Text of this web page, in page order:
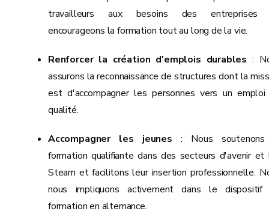
travailleurs aux besoins des
encourageons la formation tout au long de la vie.
Renforcer la création d'emplois durables :
assurons la reconnaissance de structures dont la
est d'accompagner les personnes vers un
qualité.
Accompagner les jeunes : Nous
formation qualifiante dans des secteurs d'avenir et
Steam et facilitons leur insertion professionnelle.
nous impliquons activement dans le dispositif
formation en alternance.